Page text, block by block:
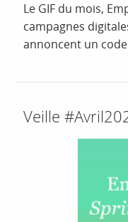
Le GIF du mois,
campagnes
annoncent un
Veille